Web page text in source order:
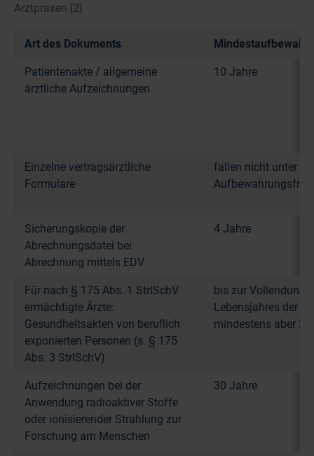
Arztpraxen [2]
Art des Dokuments
Patientenakte / allgemeine
ärztliche Aufzeichnungen
10 Jahre
Einzelne vertragsärztliche
Formulare
fallen nicht unter
Aufbewahrungsfrist
Sicherungskopie der
Abrechnungsdatei bei
Abrechnung mittels EDV
4 Jahre
Für nach § 175 Abs. 1 StrlSchV
ermächtigte Ärzte:
Gesundheitsakten von beruflich
exponierten Personen (s. § 175
Abs. 3 StrlSchV)
bis zur Vollendung
Lebensjahres der
mindestens aber
Aufzeichnungen bei der
Anwendung radioaktiver Stoffe
oder ionisierender Strahlung zur
Forschung am Menschen
30 Jahre